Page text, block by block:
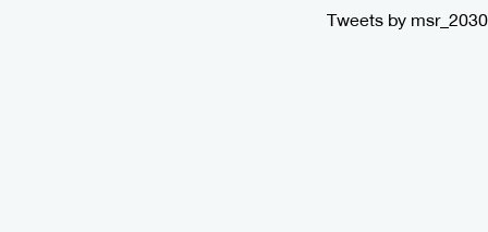
Tweets by msr_2030